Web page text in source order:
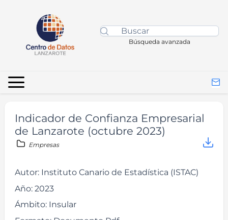
Búsqueda avanzada
Indicador de Confianza Empresarial
de Lanzarote (octubre 2023)
Empresas
Autor: Instituto Canario de Estadística (ISTAC)
Año: 2023
Ámbito: Insular